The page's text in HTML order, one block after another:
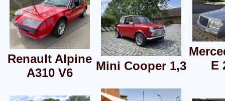
Renault Alpine
A310 V6
Mini Cooper 1,3
E